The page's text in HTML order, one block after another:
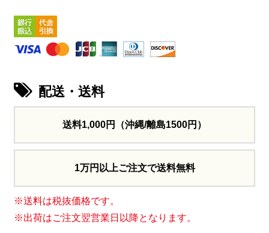
配送・送料
送料1,000円 （沖縄/離島1500円）
1万円以上ご注文で送料無料
※送料は税抜価格です。
※出荷はご注文翌営業日以降となります。